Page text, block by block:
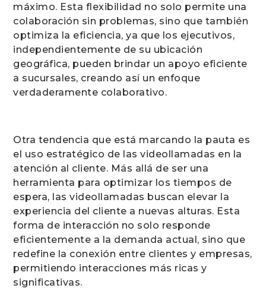
máximo. Esta flexibilidad no solo permite una
colaboración sin problemas, sino que también
optimiza la eficiencia, ya que los ejecutivos,
independientemente de su ubicación
geográfica, pueden brindar un apoyo eficiente
a sucursales, creando así un enfoque
verdaderamente colaborativo.
Otra tendencia que está marcando la pauta es
el uso estratégico de las videollamadas en la
atención al cliente. Más allá de ser una
herramienta para optimizar los tiempos de
espera, las videollamadas buscan elevar la
experiencia del cliente a nuevas alturas. Esta
forma de interacción no solo responde
eficientemente a la demanda actual, sino que
redefine la conexión entre clientes y empresas,
permitiendo interacciones más ricas y
significativas.